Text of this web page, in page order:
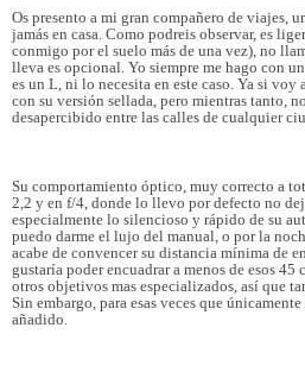
Os presento a mi gran compañero de viajes,
jamás en casa. Como podreis observar, es
conmigo por el suelo más de una vez), no
lleva es opcional. Yo siempre me hago con
es un L, ni lo necesita en este caso. Ya si voy
con su versión sellada, pero mientras tanto,
desapercibido entre las calles de cualquier
Su comportamiento óptico, muy correcto a
2,2 y en f/4, donde lo llevo por defecto no
especialmente lo silencioso y rápido de su
puedo darme el lujo del manual, o por la
acabe de convencer su distancia mínima de
gustaría poder encuadrar a menos de esos
otros objetivos mas especializados, así que
Sin embargo, para esas veces que
añadido.